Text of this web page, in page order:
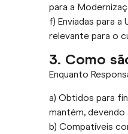
para a
f) Enviadas para
relevante para o
3. Como
Enquanto
a) Obtidos para
mantém,
b) Compatíveis